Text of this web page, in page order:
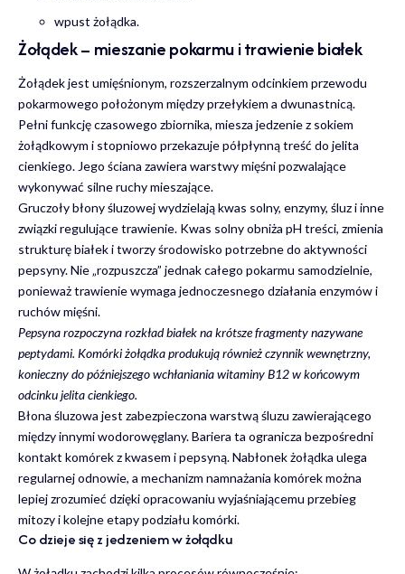
wpust żołądka.
Żołądek – mieszanie pokarmu i trawienie białek
Żołądek jest umięśnionym, rozszerzalnym odcinkiem przewodu
pokarmowego położonym między przełykiem a dwunastnicą.
Pełni funkcję czasowego zbiornika, miesza jedzenie z sokiem
żołądkowym i stopniowo przekazuje półpłynną treść do jelita
cienkiego. Jego ściana zawiera warstwy mięśni pozwalające
wykonywać silne ruchy mieszające.
Gruczoły błony śluzowej wydzielają kwas solny, enzymy, śluz i inne
związki regulujące trawienie. Kwas solny obniża pH treści, zmienia
strukturę białek i tworzy środowisko potrzebne do aktywności
pepsyny. Nie „rozpuszcza” jednak całego pokarmu samodzielnie,
ponieważ trawienie wymaga jednoczesnego działania enzymów i
ruchów mięśni.
Pepsyna rozpoczyna rozkład białek na krótsze fragmenty nazywane
peptydami. Komórki żołądka produkują również czynnik wewnętrzny,
konieczny do późniejszego wchłaniania witaminy B12 w końcowym
odcinku jelita cienkiego.
Błona śluzowa jest zabezpieczona warstwą śluzu zawierającego
między innymi wodorowęglany. Bariera ta ogranicza bezpośredni
kontakt komórek z kwasem i pepsyną. Nabłonek żołądka ulega
regularnej odnowie, a mechanizm namnażania komórek można
lepiej zrozumieć dzięki opracowaniu wyjaśniającemu przebieg
mitozy i kolejne etapy podziału komórki.
Co dzieje się z jedzeniem w żołądku